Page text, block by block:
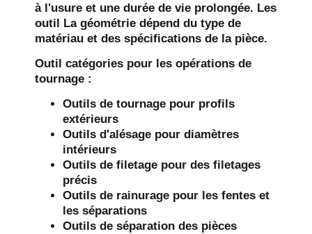
à l'usure et une durée de vie prolongée. Les
outil La géométrie dépend du type de
matériau et des spécifications de la pièce.
Outil catégories pour les opérations de
tournage :
Outils de tournage pour profils
extérieurs
Outils d'alésage pour diamètres
intérieurs
Outils de filetage pour des filetages
précis
Outils de rainurage pour les fentes et
les séparations
Outils de séparation des pièces